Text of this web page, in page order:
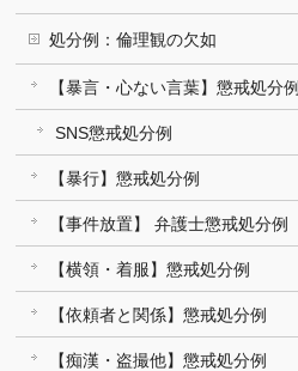
処分例：倫理観の欠如
【暴言・心ない言葉】懲戒処分例
SNS懲戒処分例
【暴行】懲戒処分例
【事件放置】 弁護士懲戒処分例
【横領・着服】懲戒処分例
【依頼者と関係】懲戒処分例
【痴漢・盗撮他】懲戒処分例